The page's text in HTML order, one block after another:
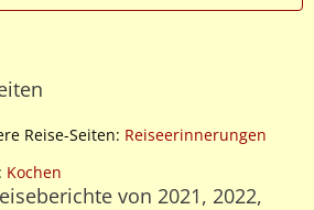
Reise-Seiten: Reiseerinnerungen
Kochen
von 2021, 2022,